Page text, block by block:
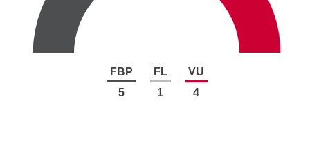
FBP
5
FL
1
VU
4